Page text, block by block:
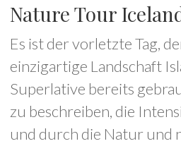
Nature Tour
Es ist der vorletzte Tag,
einzigartige Landschaft
Superlative bereits
zu beschreiben, die
und durch die Natur und